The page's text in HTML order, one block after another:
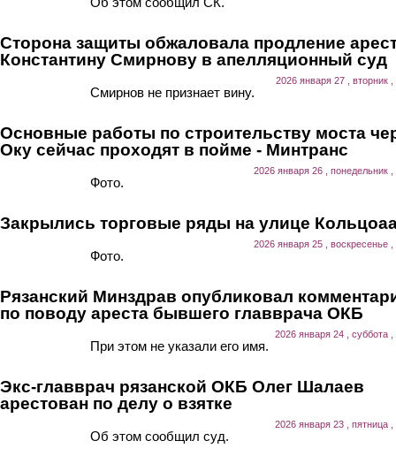
Сторона защиты обжаловала продление
Константину Смирнову в апелляционный суд
2026 января 27 , вторник ,
Смирнов не признает вину.
Основные работы по строительству моста
Оку сейчас проходят в пойме - Минтранс
2026 января 26 , понедельник ,
Фото.
Закрылись торговые ряды на улице
2026 января 25 , воскресенье ,
Фото.
Рязанский Минздрав опубликовал
по поводу ареста бывшего главврача ОКБ
2026 января 24 , суббота ,
При этом не указали его имя.
Экс-главврач рязанской ОКБ Олег Шалаев
арестован по делу о взятке
2026 января 23 , пятница ,
Об этом сообщил суд.